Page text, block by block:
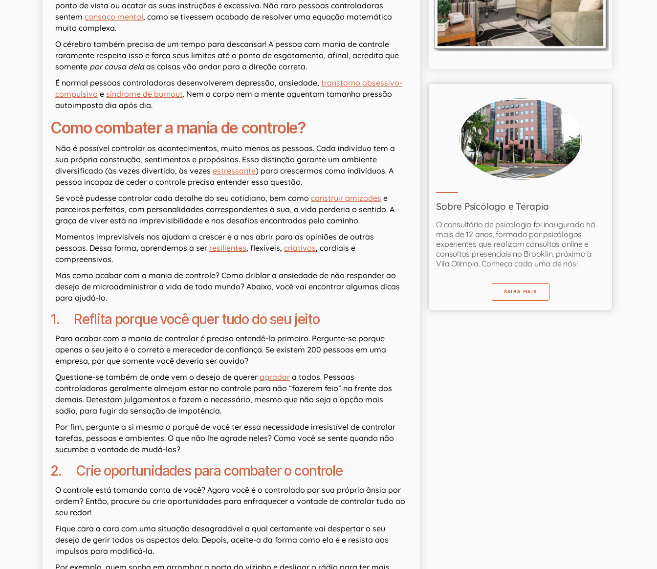
ponto de vista ou acatar as suas instruções é excessiva. Não raro pessoas controladoras
sentem cansaço mental, como se tivessem acabado de resolver uma equação matemática
muito complexa.
O cérebro também precisa de um tempo para descansar! A pessoa com mania de controle
raramente respeita isso e força seus limites até o ponto de esgotamento, afinal, acredita que
somente por causa delaas coisas vão andar para a direção correta.
É normal pessoas controladoras desenvolverem depressão, ansiedade, transtorno obsessivo-
compulsivo e síndrome de burnout. Nem o corpo nem a mente aguentam tamanha pressão
autoimposta dia após dia.
Como combater a mania de controle?
Não é possível controlar os acontecimentos, muito menos as pessoas. Cada indivíduo tem a
sua própria construção, sentimentos e propósitos. Essa distinção garante um ambiente
diversificado (às vezes divertido, às vezes estressante) para crescermos como indivíduos. A
pessoa incapaz de ceder o controle precisa entender essa questão.
Se você pudesse controlar cada detalhe do seu cotidiano, bem como construir amizades e
parceiros perfeitos, com personalidades correspondentes à sua, a vida perderia o sentido. A
graça de viver está na imprevisibilidade e nos desafios encontrados pelo caminho.
Momentos imprevisíveis nos ajudam a crescer e a nos abrir para as opiniões de outras
pessoas. Dessa forma, aprendemos a ser resilientes, flexíveis, criativos, cordiais e
compreensivos.
Mas como acabar com a mania de controle? Como driblar a ansiedade de não responder ao
desejo de microadministrar a vida de todo mundo? Abaixo, você vai encontrar algumas dicas
para ajudá-lo.
1. Reflita porque você quer tudo do seu jeito
Para acabar com a mania de controlar é preciso entendê-la primeiro. Pergunte-se porque
apenas o seu jeito é o correto e merecedor de confiança. Se existem 200 pessoas em uma
empresa, por que somente você deveria ser ouvido?
Questione-se também de onde vem o desejo de querer agradar a todos. Pessoas
controladoras geralmente almejam estar no controle para não “fazerem feio” na frente dos
demais. Detestam julgamentos e fazem o necessário, mesmo que não seja a opção mais
sadia, para fugir da sensação de impotência.
Por fim, pergunte a si mesmo o porquê de você ter essa necessidade irresistível de controlar
tarefas, pessoas e ambientes. O que não lhe agrade neles? Como você se sente quando não
sucumbe a vontade de mudá-los?
2. Crie oportunidades para combater o controle
O controle está tomando conta de você? Agora você é o controlado por sua própria ânsia por
ordem? Então, procure ou crie oportunidades para enfraquecer a vontade de controlar tudo ao
seu redor!
Fique cara a cara com uma situação desagradável a qual certamente vai despertar o seu
desejo de gerir todos os aspectos dela. Depois, aceite-a da forma como ela é e resista aos
impulsos para modificá-la.
Sobre Psicólogo e Terapia
O consultório de psicologia foi inaugurado há
mais de 12 anos, formado por psicólogos
experientes que realizam consultas online e
consultas presenciais no Brooklin, próximo à
Vila Olímpia. Conheça cada uma de nós!
SAIBA MAIS